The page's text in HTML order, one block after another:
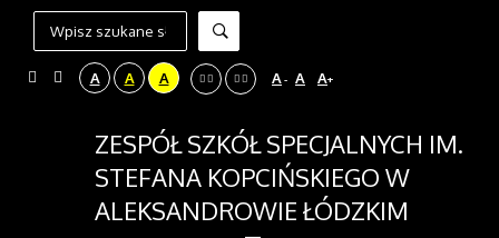
A A A A- A A+
ZESPÓŁ SZKÓŁ SPECJALNYCH IM.
STEFANA KOPCIŃSKIEGO W
ALEKSANDROWIE ŁÓDZKIM